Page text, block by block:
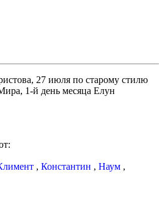
27 июля по старому стилю
1-й день месяца Елун
, Константин , Наум ,